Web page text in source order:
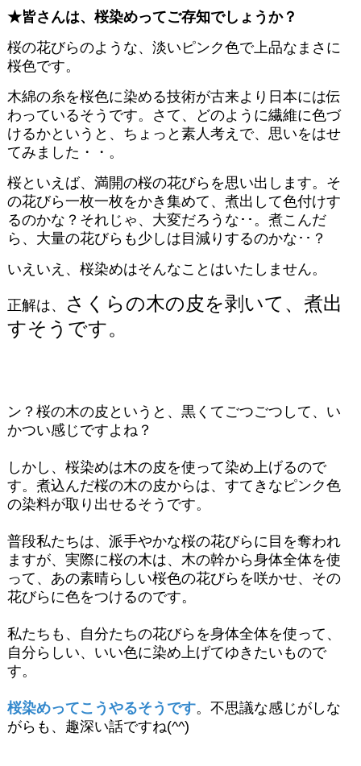
★皆さんは、桜染めってご存知でしょうか？
桜の花びらのような、淡いピンク色で上品なまさに
桜色です。
木綿の糸を桜色に染める技術が古来より日本には伝
わっているそうです。さて、どのように繊維に色づ
けるかというと、ちょっと素人考えで、思いをはせ
てみました・・。
桜といえば、満開の桜の花びらを思い出します。そ
の花びら一枚一枚をかき集めて、煮出して色付けす
るのかな？それじゃ、大変だろうな･･。煮こんだ
ら、大量の花びらも少しは目減りするのかな･･？
いえいえ、桜染めはそんなことはいたしません。
正解は、
さくらの木の皮を剥いて、煮出
すそうです。
ン？桜の木の皮というと、黒くてごつごつして、い
かつい感じですよね？
しかし、桜染めは木の皮を使って染め上げるので
す。煮込んだ桜の木の皮からは、すてきなピンク色
の染料が取り出せるそうです。
普段私たちは、派手やかな桜の花びらに目を奪われ
ますが、実際に桜の木は、木の幹から身体全体を使
って、あの素晴らしい桜色の花びらを咲かせ、その
花びらに色をつけるのです。
私たちも、自分たちの花びらを身体全体を使って、
自分らしい、いい色に染め上げてゆきたいもので
す。
桜染めってこうやるそうです。不思議な感じがしな
がらも、趣深い話ですね(^^)